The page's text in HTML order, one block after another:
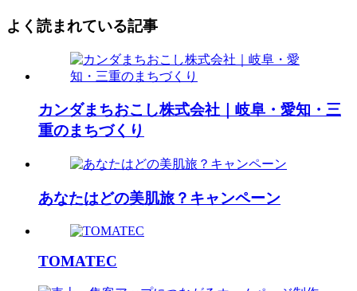
よく読まれている記事
カンダまちおこし株式会社｜岐阜・愛知・三
重のまちづくり
あなたはどの美肌旅？キャンペーン
TOMATEC